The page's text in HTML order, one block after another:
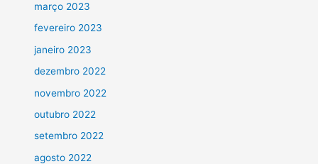
março 2023
fevereiro 2023
janeiro 2023
dezembro 2022
novembro 2022
outubro 2022
setembro 2022
agosto 2022